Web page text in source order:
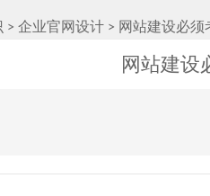
>企业官网设计 > 网站建设必须
网站建设